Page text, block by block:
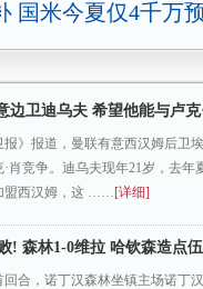
国米今夏仅4千万
边卫迪乌夫 希望他能与卢克
》报道，曼联有意西汉姆后卫
肖竞争。迪乌夫现年21岁，去年
盟西汉姆，这 ……[详细]
! 森林1-0维拉 哈钦森造点
回合，诺丁汉森林坐镇主场诺丁